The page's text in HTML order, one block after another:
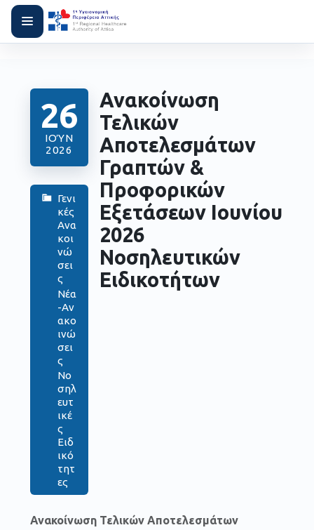
26
ΙΟΎΝ
2026
Γενι
κές
Ανα
κοι
νώ
σει
ς
Νέα
-Αν
ακο
ινώ
σει
ς
Νο
σηλ
ευτ
ικέ
ς
Ειδ
ικό
τητ
ες
Ανακοίνωση
Τελικών
Αποτελεσμάτων
Γραπτών &
Προφορικών
Εξετάσεων Ιουνίου
2026
Νοσηλευτικών
Ειδικοτήτων
Ανακοίνωση Τελικών Αποτελεσμάτων